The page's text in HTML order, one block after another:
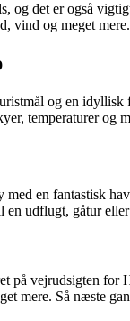
og det er også
vind og meget mere.
og en idyllisk
temperaturer og
med en fantastisk
udflugt, gåtur
på vejrudsigten for
mere. Så næste